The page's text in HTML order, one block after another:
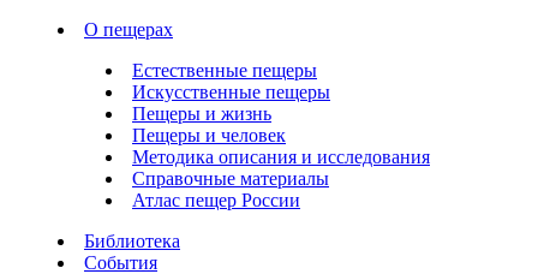
О пещерах
Естественные пещеры
Искусственные пещеры
Пещеры и жизнь
Пещеры и человек
Методика описания и исследования
Справочные материалы
Атлас пещер России
Библиотека
События